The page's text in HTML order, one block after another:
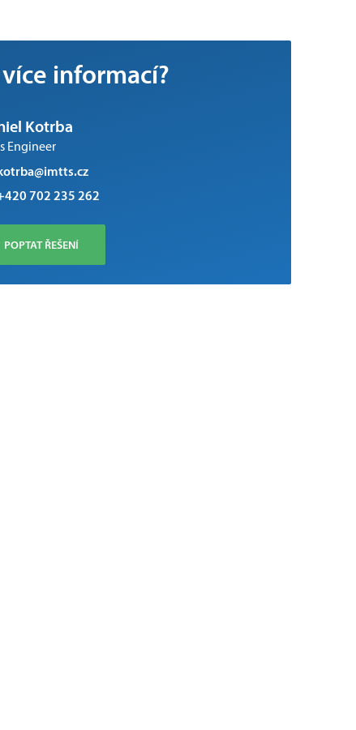
informací?
Kotrba
Engineer
702 235 262
POPTAT ŘEŠENÍ